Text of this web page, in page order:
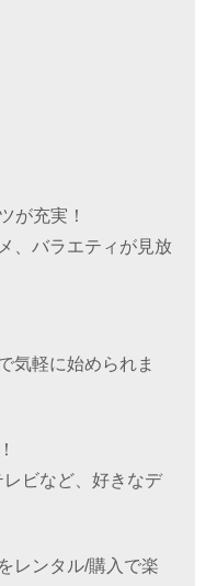
が充実！
、バラエティが見放
気軽に始められま
ビなど、好きなデ
レンタル/購入で楽